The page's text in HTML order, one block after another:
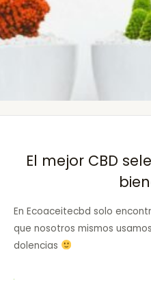
El mejor CBD
En Ecoaceitecbd solo
que nosotros mismos
dolencias